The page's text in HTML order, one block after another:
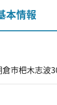
本情報
市杷木志波